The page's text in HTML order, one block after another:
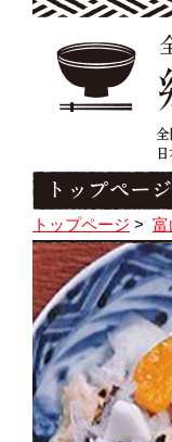
トップページ > 富